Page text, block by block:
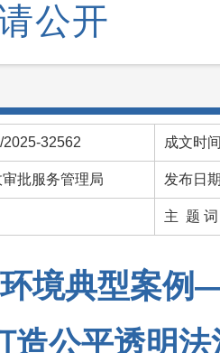
公开
32562 成文时
批服务管理局 发布日
主 题 词
境典型案
造公平透明